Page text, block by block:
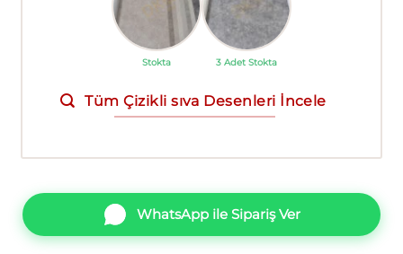
Stokta 3 Adet Stokta
Tüm Çizikli sıva Desenleri İncele
WhatsApp ile Sipariş Ver